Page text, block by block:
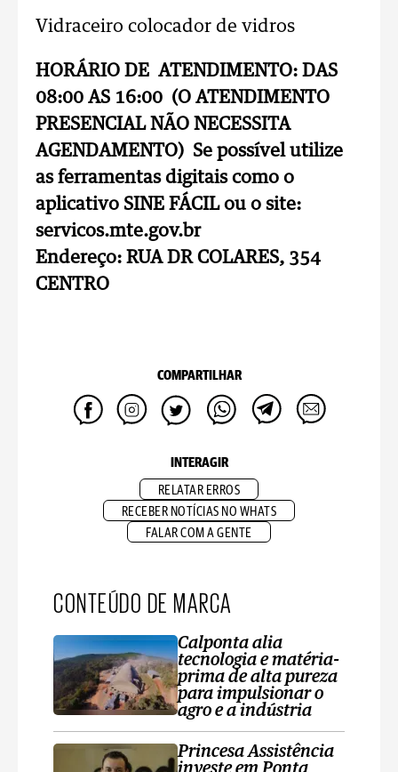
Vidraceiro colocador de vidros
HORÁRIO DE ATENDIMENTO: DAS
08:00 AS 16:00 (O ATENDIMENTO
PRESENCIAL NÃO NECESSITA
AGENDAMENTO) Se possível utilize
as ferramentas digitais como o
aplicativo SINE FÁCIL ou o site:
servicos.mte.gov.br
Endereço: RUA DR COLARES, 354
CENTRO
COMPARTILHAR
INTERAGIR
RELATAR ERROS
RECEBER NOTÍCIAS NO WHATS
FALAR COM A GENTE
CONTEÚDO DE MARCA
Calponta alia
tecnologia e matéria-
prima de alta pureza
para impulsionar o
agro e a indústria
Princesa Assistência